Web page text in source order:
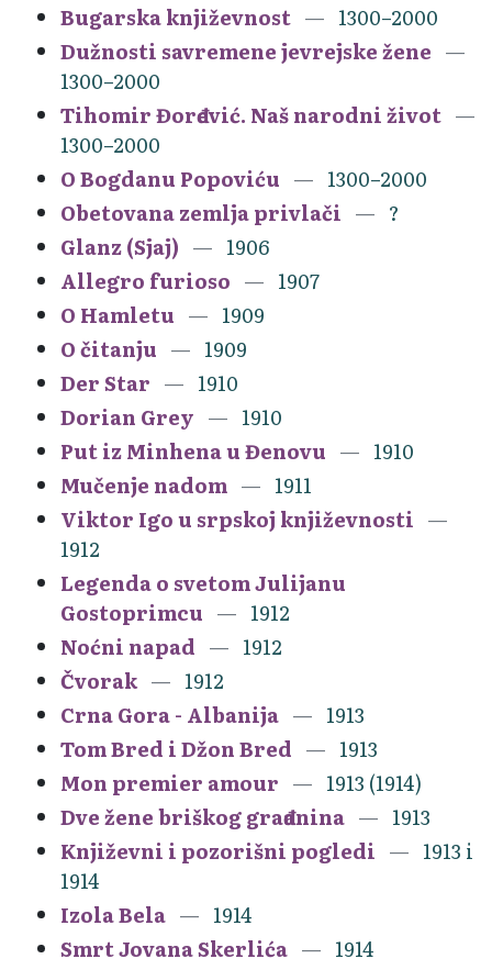
Bugarska književnost
1300–2000
Dužnosti savremene jevrejske žene
1300–2000
Tihomir Đorđević. Naš narodni život
1300–2000
O Bogdanu Popoviću
1300–2000
Obetovana zemlja privlači
?
Glanz (Sjaj)
1906
Allegro furioso
1907
O Hamletu
1909
O čitanju
1909
Der Star
1910
Dorian Grey
1910
Put iz Minhena u Đenovu
1910
Mučenje nadom
1911
Viktor Igo u srpskoj književnosti
1912
Legenda o svetom Julijanu
Gostoprimcu
1912
Noćni napad
1912
Čvorak
1912
Crna Gora - Albanija
1913
Tom Bred i Džon Bred
1913
Mon premier amour
1913 (1914)
Dve žene briškog građanina
1913
Književni i pozorišni pogledi
1913 i
1914
Izola Bela
1914
Smrt Jovana Skerlića
1914